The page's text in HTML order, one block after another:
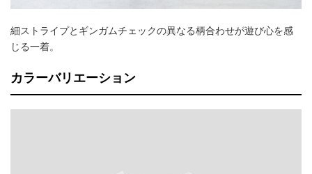
細ストライプとギンガムチェックの異なる柄合わせが遊び心を感
じる一着。
カラーバリエーション